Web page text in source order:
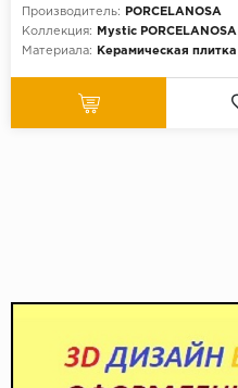
Производитель:
PORCELANOSA
Коллекция:
Mystic PORCELANOSA
Материала:
Керамическая плитка